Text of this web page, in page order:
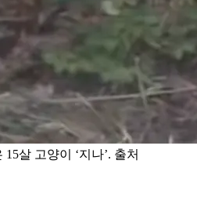
살 고양이 ‘지나’. 출처